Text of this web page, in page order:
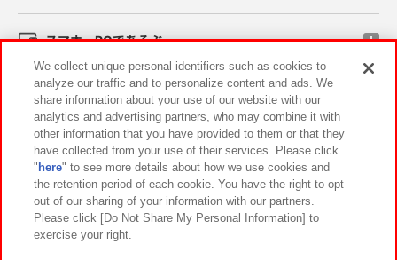
スマホ・PCであそぶ
イベント・キャンペーン
関連会社 サステナビリティ サイトポリシー
プライバシーポリシー ウェブアクセシビリティ方針と検証結果
お取引先さまとともに
We collect unique personal identifiers such as cookies to
analyze our traffic and to personalize content and ads. We
share information about your use of our website with our
analytics and advertising partners, who may combine it with
other information that you have provided to them or that they
have collected from your use of their services. Please click
" here" to see more details about how we use cookies and
the retention period of each cookie. You have the right to opt
out of our sharing of your information with our partners.
Please click [Do Not Share My Personal Information] to
exercise your right.